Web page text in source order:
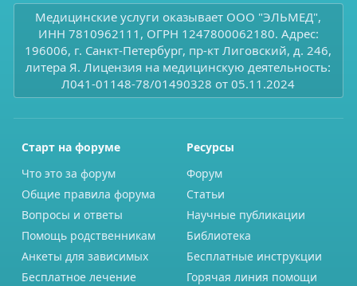
Медицинские услуги оказывает ООО "ЭЛЬМЕД",
ИНН 7810962111, ОГРН 1247800062180. Адрес:
196006, г. Санкт-Петербург, пр-кт Лиговский, д. 246,
литера Я. Лицензия на медицинскую деятельность:
Л041-01148-78/01490328 от 05.11.2024
Старт на форуме
Что это за форум
Общие правила форума
Вопросы и ответы
Помощь родственникам
Анкеты для зависимых
Бесплатное лечение
Ресурсы
Форум
Статьи
Научные публикации
Библиотека
Бесплатные инструкции
Горячая линия помощи